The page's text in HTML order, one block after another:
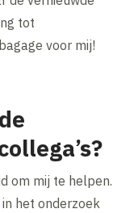
tot
voor mij!
om mij te helpen.
het onderzoek